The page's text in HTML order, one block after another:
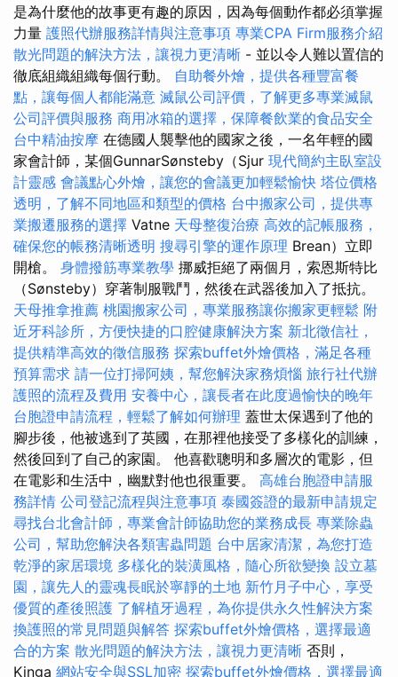
是為什麼他的故事更有趣的原因，因為每個動作都必須掌握
力量 護照代辦服務詳情與注意事項 專業CPA Firm服務介紹
散光問題的解決方法，讓視力更清晰 - 並以令人難以置信的
徹底組織組織每個行動。 自助餐外燴，提供各種豐富餐
點，讓每個人都能滿意 滅鼠公司評價，了解更多專業滅鼠
公司評價與服務 商用冰箱的選擇，保障餐飲業的食品安全
台中精油按摩 在德國人襲擊他的國家之後，一名年輕的國
家會計師，某個GunnarSønsteby（Sjur 現代簡約主臥室設
計靈感 會議點心外燴，讓您的會議更加輕鬆愉快 塔位價格
透明，了解不同地區和類型的價格 台中搬家公司，提供專
業搬遷服務的選擇 Vatne 天母整復治療 高效的記帳服務，
確保您的帳務清晰透明 搜尋引擎的運作原理 Brean）立即
開槍。 身體撥筋專業教學 挪威拒絕了兩個月，索恩斯特比
（Sønsteby）穿著制服戰鬥，然後在武器後加入了抵抗。
天母推拿推薦 桃園搬家公司，專業服務讓你搬家更輕鬆 附
近牙科診所，方便快捷的口腔健康解決方案 新北徵信社，
提供精準高效的徵信服務 探索buffet外燴價格，滿足各種
預算需求 請一位打掃阿姨，幫您解決家務煩惱 旅行社代辦
護照的流程及費用 安養中心，讓長者在此度過愉快的晚年
台胞證申請流程，輕鬆了解如何辦理 蓋世太保遇到了他的
腳步後，他被逃到了英國，在那裡他接受了多樣化的訓練，
然後回到了自己的家園。 他喜歡聰明和多層次的電影，但
在電影和生活中，幽默對他也很重要。 高雄台胞證申請服
務詳情 公司登記流程與注意事項 泰國簽證的最新申請規定
尋找台北會計師，專業會計師協助您的業務成長 專業除蟲
公司，幫助您解決各類害蟲問題 台中居家清潔，為您打造
乾淨的家居環境 多樣化的裝潢風格，隨心所欲變換 設立墓
園，讓先人的靈魂長眠於寧靜的土地 新竹月子中心，享受
優質的產後照護 了解植牙過程，為你提供永久性解決方案
換護照的常見問題與解答 探索buffet外燴價格，選擇最適
合的方案 散光問題的解決方法，讓視力更清晰 否則，
Kinga 網站安全與SSL加密 探索buffet外燴價格，選擇最適